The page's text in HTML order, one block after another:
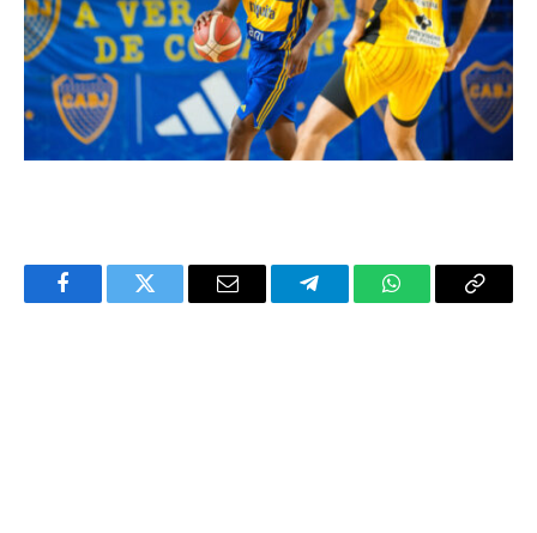
FacebookTwitter Email TelegramWhatsAppCopy